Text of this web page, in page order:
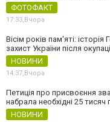
ФОТОФАКТ
17:33,Вчора
Вісім років пам'яті:
захист України після
НОВИНИ
14:37,Вчора
Петиція про присвоєння
набрала необхідні 25 тисяч
НОВИНИ